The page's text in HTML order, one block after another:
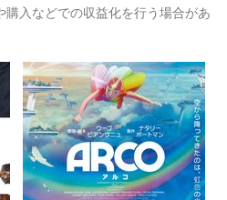
購入などでの収益化を行う場合があ